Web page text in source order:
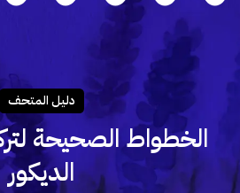
دليـل المتحـف
الخطواط الصحيحة
الديكور